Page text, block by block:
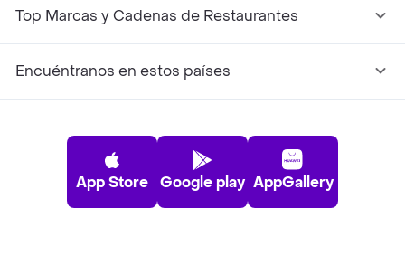
Top Marcas y Cadenas de Restaurantes
Encuéntranos en estos países
App Store Google play AppGallery